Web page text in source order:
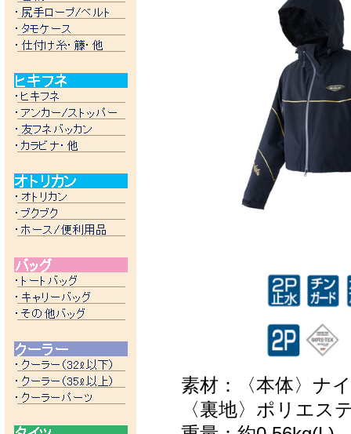
素材：〈本体〉ナ
〈裏地〉ポリエス